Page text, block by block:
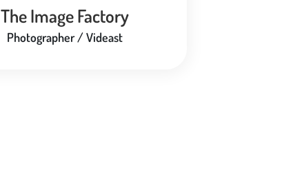
The Image Factory
Photographer / Videast